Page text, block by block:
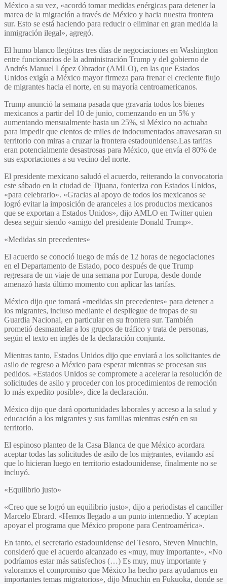
México a su vez, «acordó tomar medidas enérgicas para detener la
marea de la migración a través de México y hacia nuestra frontera
sur. Esto se está haciendo para reducir o eliminar en gran medida la
inmigración ilegal», agregó.
El humo blanco llegótras tres días de negociaciones en Washington
entre funcionarios de la administración Trump y del gobierno de
Andrés Manuel López Obrador (AMLO), en las que Estados
Unidos exigía a México mayor firmeza para frenar el creciente flujo
de migrantes hacia el norte, en su mayoría centroamericanos.
Trump anunció la semana pasada que gravaría todos los bienes
mexicanos a partir del 10 de junio, comenzando en un 5% y
aumentando mensualmente hasta un 25%, si México no actuaba
para impedir que cientos de miles de indocumentados atravesaran su
territorio con miras a cruzar la frontera estadounidense.Las tarifas
eran potencialmente desastrosas para México, que envía el 80% de
sus exportaciones a su vecino del norte.
El presidente mexicano saludó el acuerdo, reiterando la convocatoria
este sábado en la ciudad de Tijuana, fonteriza con Estados Unidos,
«para celebrarlo». «Gracias al apoyo de todos los mexicanos se
logró evitar la imposición de aranceles a los productos mexicanos
que se exportan a Estados Unidos», dijo AMLO en Twitter quien
desea seguir siendo «amigo del presidente Donald Trump».
«Medidas sin precedentes»
El acuerdo se conoció luego de más de 12 horas de negociaciones
en el Departamento de Estado, poco después de que Trump
regresara de un viaje de una semana por Europa, desde donde
amenazó hasta último momento con aplicar las tarifas.
México dijo que tomará «medidas sin precedentes» para detener a
los migrantes, incluso mediante el despliegue de tropas de su
Guardia Nacional, en particular en su frontera sur. También
prometió desmantelar a los grupos de tráfico y trata de personas,
según el texto en inglés de la declaración conjunta.
Mientras tanto, Estados Unidos dijo que enviará a los solicitantes de
asilo de regreso a México para esperar mientras se procesan sus
pedidos. «Estados Unidos se compromete a acelerar la resolución de
solicitudes de asilo y proceder con los procedimientos de remoción
lo más expedito posible», dice la declaración.
México dijo que dará oportunidades laborales y acceso a la salud y
educación a los migrantes y sus familias mientras estén en su
territorio.
El espinoso planteo de la Casa Blanca de que México acordara
aceptar todas las solicitudes de asilo de los migrantes, evitando así
que lo hicieran luego en territorio estadounidense, finalmente no se
incluyó.
«Equilibrio justo»
«Creo que se logró un equilibrio justo», dijo a periodistas el canciller
Marcelo Ebrard. «Hemos llegado a un punto intermedio. Y aceptan
apoyar el programa que México propone para Centroamérica».
En tanto, el secretario estadounidense del Tesoro, Steven Mnuchin,
consideró que el acuerdo alcanzado es «muy, muy importante», «No
podríamos estar más satisfechos (…) Es muy, muy importante y
valoramos el compromiso que México ha hecho para ayudarnos en
importantes temas migratorios», dijo Mnuchin en Fukuoka, donde se